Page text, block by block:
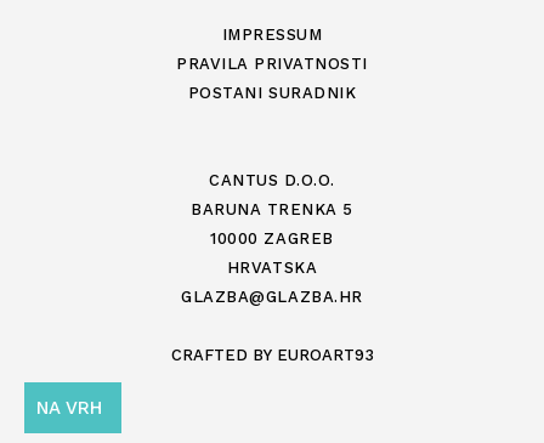
IMPRESSUM
PRAVILA PRIVATNOSTI
POSTANI SURADNIK
CANTUS D.O.O.
BARUNA TRENKA 5
10000 ZAGREB
HRVATSKA
GLAZBA@GLAZBA.HR
CRAFTED BY EUROART93
NA VRH